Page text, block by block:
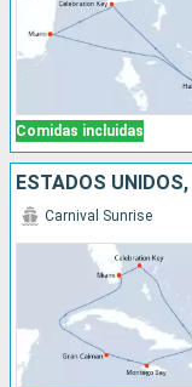
Comidas incluidas
Carnival Sunrise